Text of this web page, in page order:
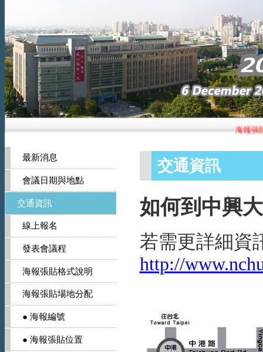
海報張
最新消息
會議日期與地點
交通資訊
線上報名
發表會議程
海報張貼格式說明
海報張貼場地分配
● 海報編號
● 海報張貼位置
交通資訊
如何到中興
若需更詳細資
http://